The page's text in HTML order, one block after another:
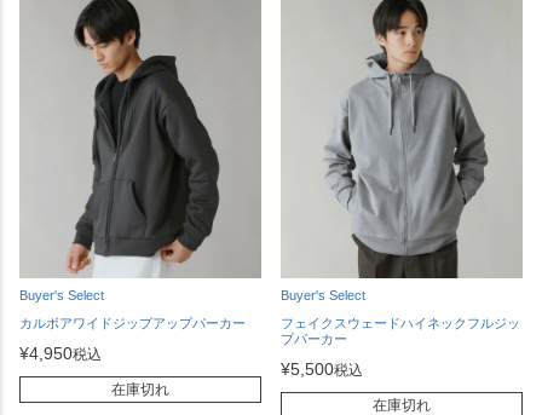
Buyer's Select
カルボアワイドジップアップパーカー
¥4,950税込
在庫切れ
Buyer's Select
フェイクスウェードハイネックフルジッ
プパーカー
¥5,500税込
在庫切れ